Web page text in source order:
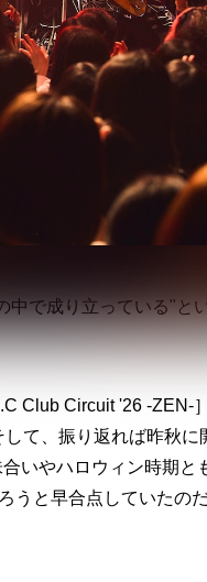
中で成り立っている"と
Club Circuit '26 -ZEN-］
て、振り返れば昨秋に
いやハロウィン時期と
うと早合点していたの